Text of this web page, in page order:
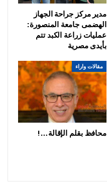
مدير مركز جراحة الجهاز
الهضمى جامعة المنصورة:
عمليات زراعة الكبد تتم
بأيدى مصرية
مقالات واراء
محافظ بقلم الإقالة…!